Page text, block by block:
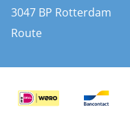
Bootkussens
Zwemtrappen
3047 BP Rotterdam
Route